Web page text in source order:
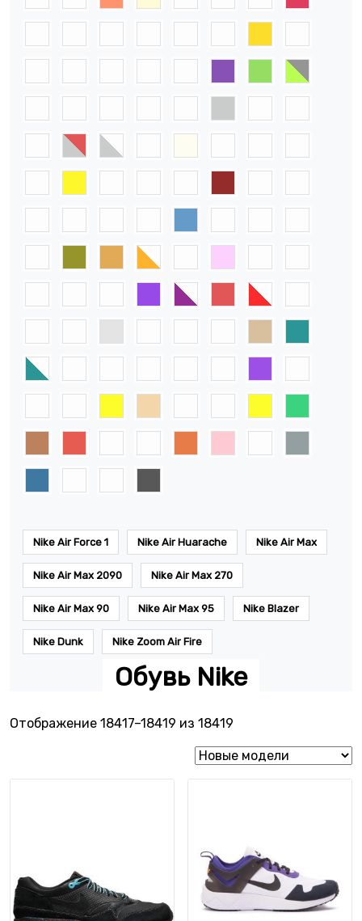
Обувь Nike
Отображение 18417–18419 из 18419
Nike Air Force 1 Nike Air Huarache Nike Air Max
Nike Air Max 2090 Nike Air Max 270
Nike Air Max 90 Nike Air Max 95 Nike Blazer
Nike Dunk Nike Zoom Air Fire